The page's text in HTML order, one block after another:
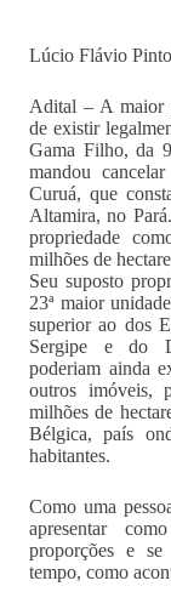
Lúcio Flávio
Adital – A maior
de existir
Gama Filho, da
mandou
Curuá, que
Altamira, no
propriedade
milhões de
Seu suposto
23ª maior
superior ao dos
Sergipe e do
poderiam ainda
outros imóveis,
milhões de
Bélgica, país
habitantes.
Como uma
apresentar
proporções e
tempo, como